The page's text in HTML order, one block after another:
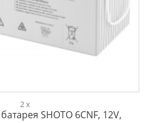
2 x
SHOTO 6CNF, 12V,